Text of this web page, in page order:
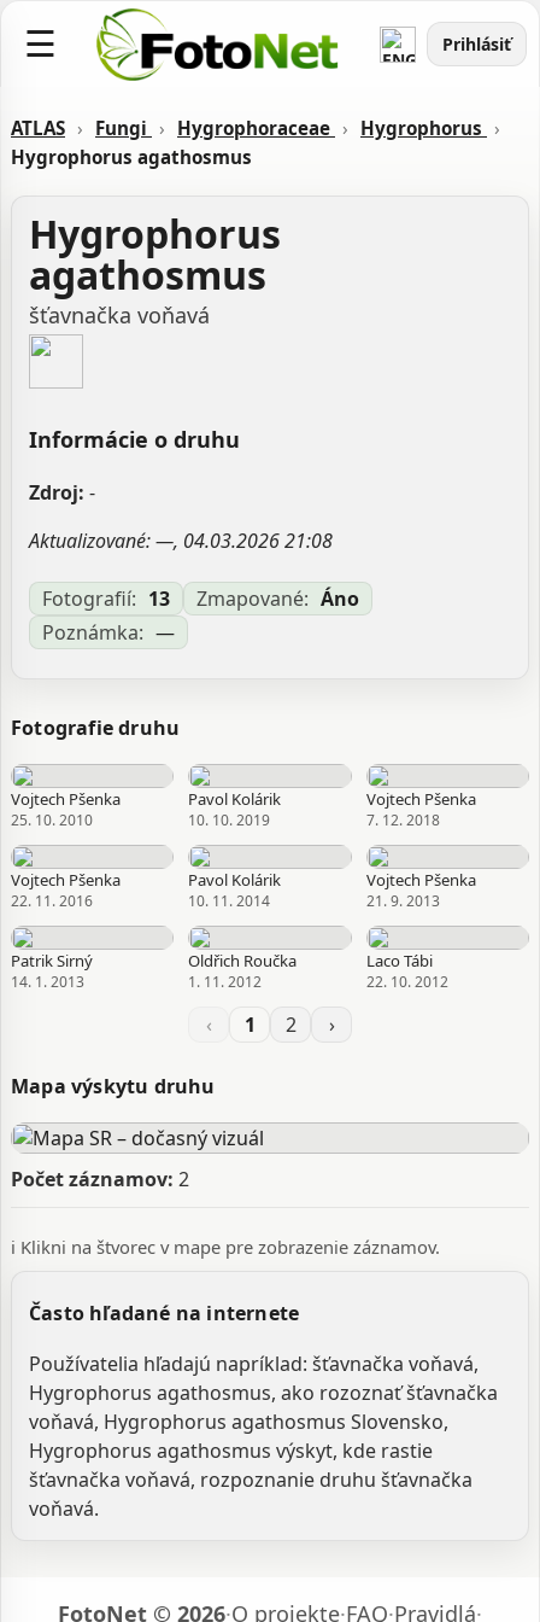
☰ Prihlásiť
ATLAS › Fungi › Hygrophoraceae › Hygrophorus ›
Hygrophorus agathosmus
Hygrophorus
agathosmus
šťavnačka voňavá
Informácie o druhu
Zdroj: -
Aktualizované: —, 04.03.2026 21:08
Fotografií: 13 Zmapované: Áno
Poznámka: —
Fotografie druhu
Vojtech Pšenka
25. 10. 2010
Pavol Kolárik
10. 10. 2019
Vojtech Pšenka
7. 12. 2018
Vojtech Pšenka
22. 11. 2016
Pavol Kolárik
10. 11. 2014
Vojtech Pšenka
21. 9. 2013
Patrik Sirný
14. 1. 2013
Oldřich Roučka
1. 11. 2012
Laco Tábi
22. 10. 2012
‹ 1 2 ›
Mapa výskytu druhu
Počet záznamov: 2
ℹ️ Klikni na štvorec v mape pre zobrazenie záznamov.
Často hľadané na internete
Používatelia hľadajú napríklad: šťavnačka voňavá,
Hygrophorus agathosmus, ako rozoznať šťavnačka
voňavá, Hygrophorus agathosmus Slovensko,
Hygrophorus agathosmus výskyt, kde rastie
šťavnačka voňavá, rozpoznanie druhu šťavnačka
voňavá.
FotoNet © 2026·O projekte·FAQ·Pravidlá·